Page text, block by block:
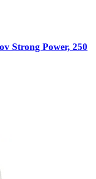
Strong Power, 250